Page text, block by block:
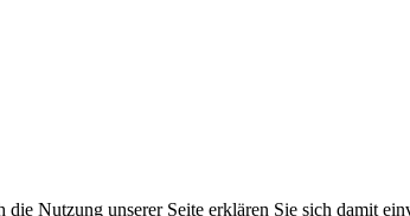
Nutzung unserer Seite erklären Sie sich damit